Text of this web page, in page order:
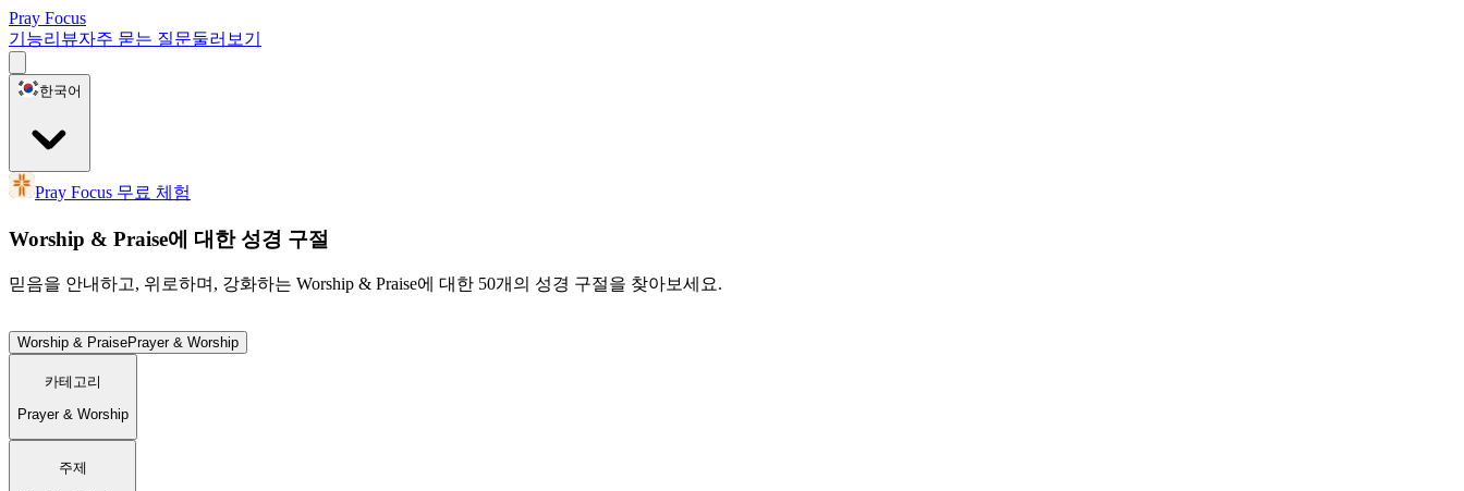
Pray Focus
기능리뷰자주 묻는 질문둘러보기
한국어
Pray Focus 무료 체험
Worship & Praise에 대한 성경 구절
믿음을 안내하고, 위로하며, 강화하는 Worship & Praise에 대한 50개의 성경 구절을 찾아보세요.
Worship & PraisePrayer & Worship
카테고리
Prayer & Worship
주제